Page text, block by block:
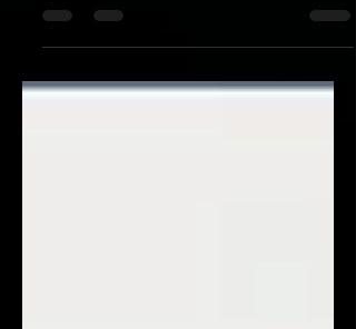
colaborativos, conocidos como cobots, han